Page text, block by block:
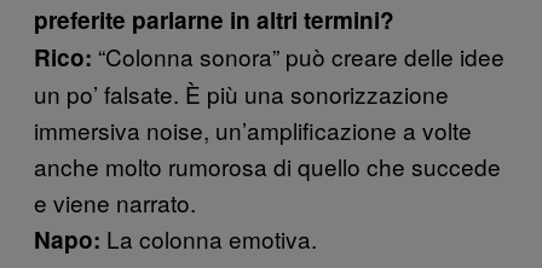
preferite parlarne in altri termini?
Rico: “Colonna sonora” può creare delle idee
un po’ falsate. È più una sonorizzazione
immersiva noise, un’amplificazione a volte
anche molto rumorosa di quello che succede
e viene narrato.
Napo: La colonna emotiva.